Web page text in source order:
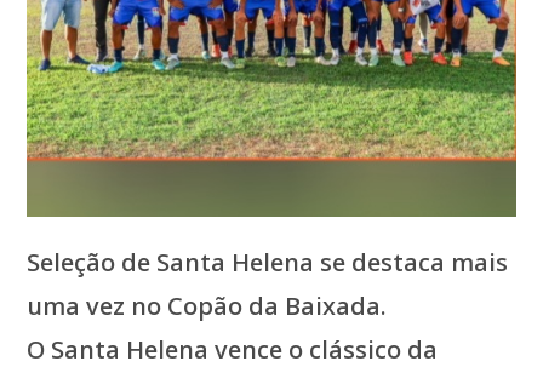
Seleção de Santa Helena se destaca mais
uma vez no Copão da Baixada.
O Santa Helena vence o clássico da